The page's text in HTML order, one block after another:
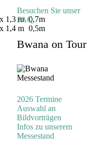
1,3 m
1,4 m
0,7m
0,5m
Besuchen Sie unser
FAQ
Bwana on Tour
2026 Termine
Auswahl an
Bildvorträgen
Infos zu unserem
Messestand